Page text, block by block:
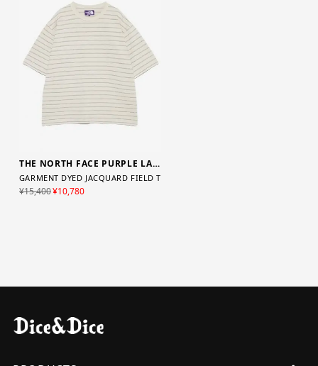
THE NORTH FACE PURPLE LABEL
GARMENT DYED JACQUARD FIELD TEE / ST(Stone)
¥15,400¥10,780